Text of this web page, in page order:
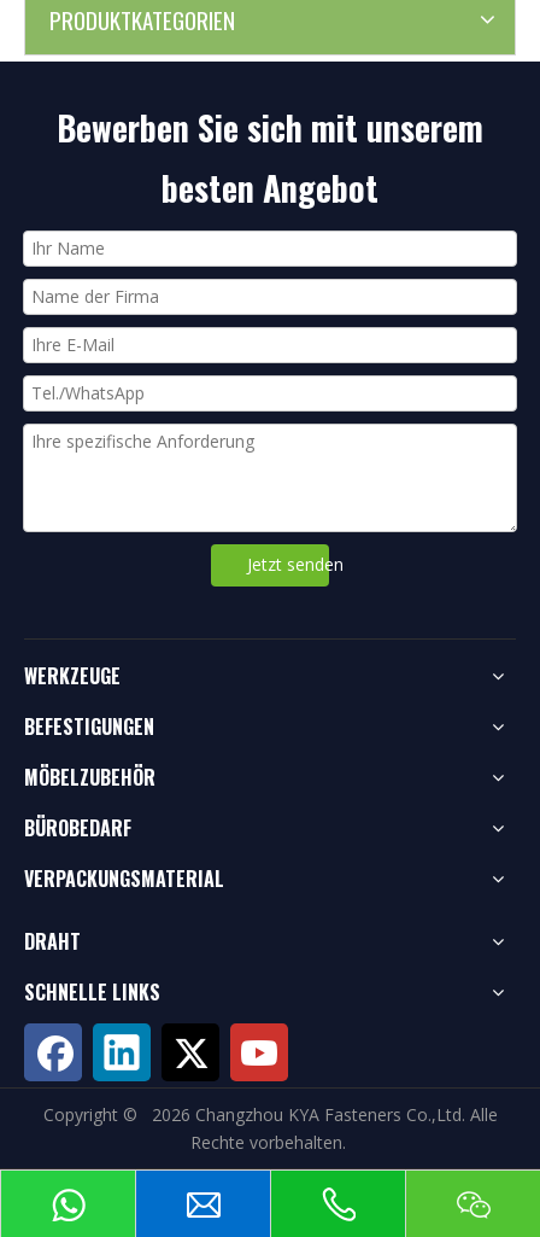
PRODUKTKATEGORIEN
Bewerben Sie sich mit unserem
besten Angebot
Jetzt senden
WERKZEUGE
BEFESTIGUNGEN
MÖBELZUBEHÖR
BÜROBEDARF
VERPACKUNGSMATERIAL
DRAHT
SCHNELLE LINKS
Copyright © 2026 Changzhou KYA Fasteners Co.,Ltd. Alle
Rechte vorbehalten.